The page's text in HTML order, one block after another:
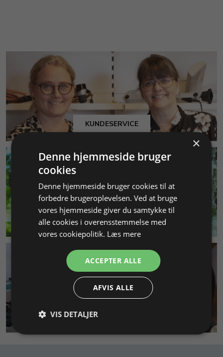
KUNDESERVICE
MILJØ & BÆREDYGTIGHED
SMYKKEKURSER
×
Denne hjemmeside bruger
cookies
Denne hjemmeside bruger cookies til at
forbedre brugeroplevelsen. Ved at bruge
vores hjemmeside giver du samtykke til
alle cookies i overensstemmelse med
vores cookiepolitik. Læs mere
ACCEPTER ALLE
AFVIS ALLE
VIS DETALJER